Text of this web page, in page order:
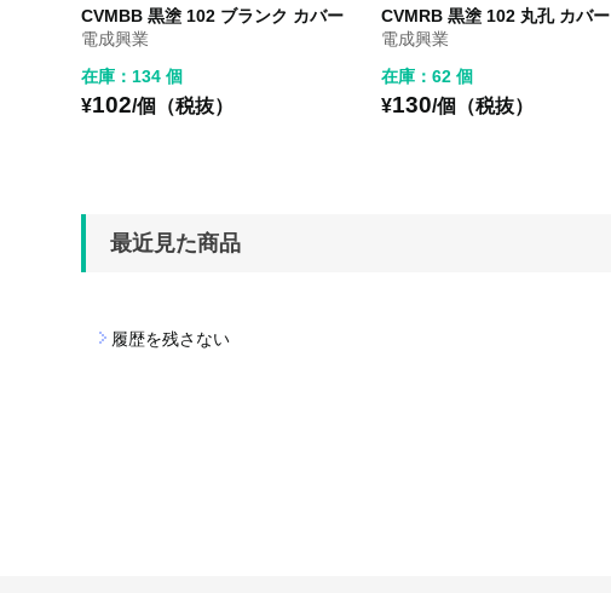
CVMBB 黒塗 102 ブランク カバー
電成興業
在庫：134 個
¥102/個（税抜）
CVMRB 黒塗 102 丸孔 カバー
電成興業
在庫：62 個
¥130/個（税抜）
最近見た商品
履歴を残さない